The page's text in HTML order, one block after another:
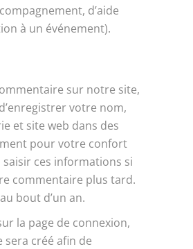
d’aide
à un événement).
sur notre site,
votre nom,
et site web dans des
pour votre confort
ces informations si
commentaire plus tard.
bout d’un an.
la page de connexion,
créé afin de